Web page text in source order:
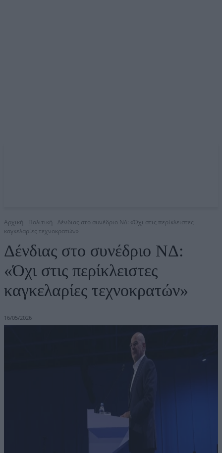
Αρχική Πολιτική
Δένδιας στο συνέδριο ΝΔ: «Όχι στις περίκλειστες
καγκελαρίες τεχνοκρατών»
Δένδιας στο συνέδριο ΝΔ:
«Όχι στις περίκλειστες
καγκελαρίες τεχνοκρατών»
16/05/2026